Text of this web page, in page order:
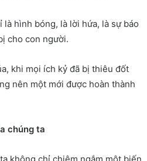
hình bóng, là lời hứa, là sự báo
cho con người.
khi mọi ích kỷ đã bị thiêu đốt
nên một mới được hoàn thành
chúng ta
không chỉ chiêm ngắm một biến